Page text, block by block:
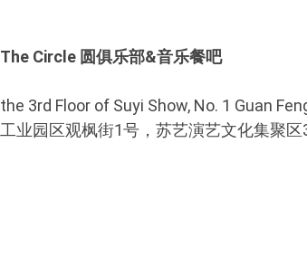
The Circle 圆俱乐部&音乐餐吧
the 3rd Floor of Suyi Show, No. 1 Guan
工业园区观枫街1号，苏艺演艺文化集聚区